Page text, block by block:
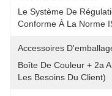
Le Système De
Conforme À La Norme
Accessoires
Boîte De Couleur + 2a
Les Besoins Du Client)